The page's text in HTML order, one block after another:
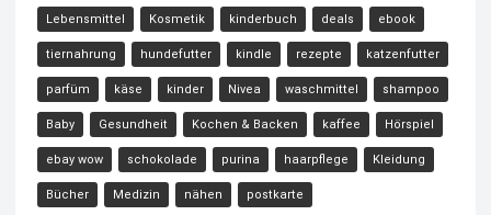
Lebensmittel Kosmetik kinderbuch deals ebook
tiernahrung hundefutter kindle rezepte katzenfutter
parfüm käse kinder Nivea waschmittel shampoo
Baby Gesundheit Kochen & Backen kaffee Hörspiel
ebay wow schokolade purina haarpflege Kleidung
Bücher Medizin nähen postkarte